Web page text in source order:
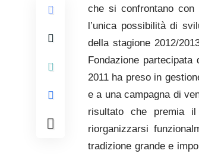
che si confrontano con
l’unica possibilità di
della stagione 2012/
Fondazione
2011 ha preso in
e a una campagna di
risultato che premia
riorganizzarsi
tradizione grande e